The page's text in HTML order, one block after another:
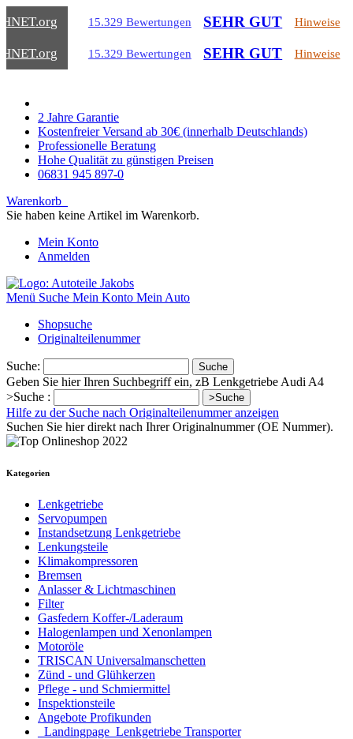
.org 15.329 Bewertungen SEHR GUT Hinweise
.org 15.329 Bewertungen SEHR GUT Hinweise
2 Jahre Garantie
Kostenfreier Versand ab 30€ (innerhalb Deutschlands)
Professionelle Beratung
Hohe Qualität zu günstigen Preisen
06831 945 897-0
Warenkorb
Sie haben keine Artikel im Warenkorb.
Mein Konto
Anmelden
Menü Suche Mein Konto Mein Auto
Shopsuche
Originalteilenummer
Suche: Suche
Geben Sie hier Ihren Suchbegriff ein, zB Lenkgetriebe Audi A4
>Suche :
>Suche
Hilfe zu der Suche nach Originalteilenummer anzeigen
Suchen Sie hier direkt nach Ihrer Originalnummer (OE Nummer).
Kategorien
Lenkgetriebe
Servopumpen
Instandsetzung Lenkgetriebe
Lenkungsteile
Klimakompressoren
Bremsen
Anlasser & Lichtmaschinen
Filter
Gasfedern Koffer-/Laderaum
Halogenlampen und Xenonlampen
Motoröle
TRISCAN Universalmanschetten
Zünd - und Glühkerzen
Pflege - und Schmiermittel
Inspektionsteile
Angebote Profikunden
_Landingpage_Lenkgetriebe Transporter